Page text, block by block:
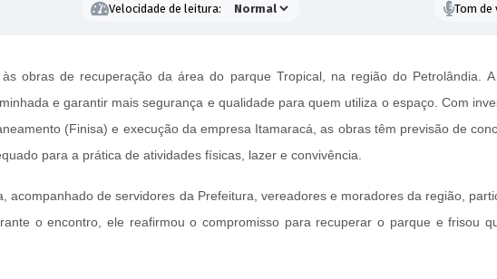
Velocidade de leitura: Tom de
obras de recuperação da área do parque Tropical, na região do Petrolândia.
e garantir mais segurança e qualidade para quem utiliza o espaço. Com
(Finisa) e execução da empresa Itamaracá, as obras têm previsão de
para a prática de atividades físicas, lazer e convivência.
acompanhado de servidores da Prefeitura, vereadores e moradores da região,
o encontro, ele reafirmou o compromisso para recuperar o parque e frisou